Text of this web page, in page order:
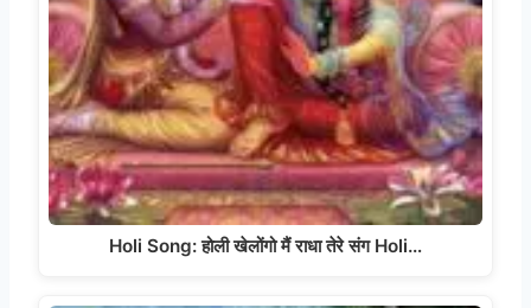
Holi Song: होली खेलोंगो मैं राधा तेरे संग Holi…